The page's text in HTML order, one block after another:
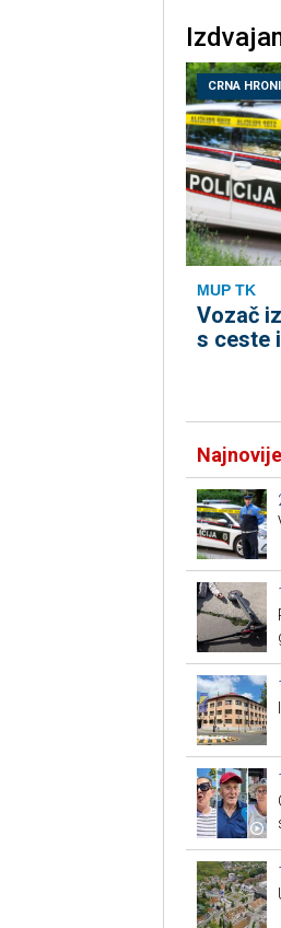
CRNA
MUP TK
Vozač
s ceste
Najnovije